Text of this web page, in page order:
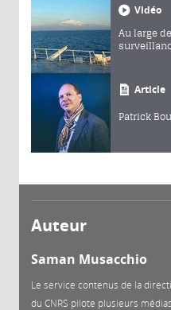
Vidéo
Au large
Article
Patrick
Auteur
Saman Musacchio
Le service contenus de la
du CNRS pilote plusieurs